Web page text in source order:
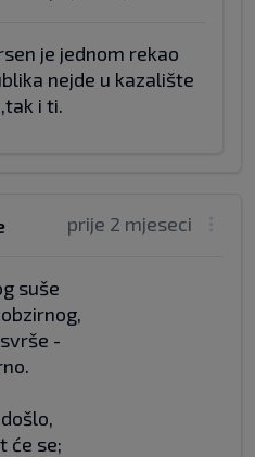
je jednom rekao
nejde u kazalište
i ti.
prije 2 mjeseci
suše
-
će se;